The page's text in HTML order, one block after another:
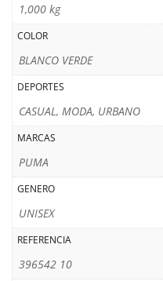
1,000 kg
COLOR
BLANCO VERDE
DEPORTES
CASUAL, MODA, URBANO
MARCAS
PUMA
GENERO
UNISEX
REFERENCIA
396542 10